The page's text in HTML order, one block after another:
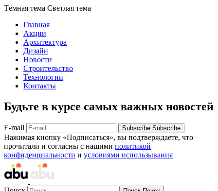
Тёмная тема Светлая тема
Главная
Акции
Архитектура
Дизайн
Новости
Строительство
Технологии
Контакты
Будьте в курсе самых важных новостей
E-mail Subscribe Subscribe
Нажимая кнопку «Подписаться», вы подтверждаете, что
прочитали и согласны с нашими политикой
конфиденциальности и условиями использывания